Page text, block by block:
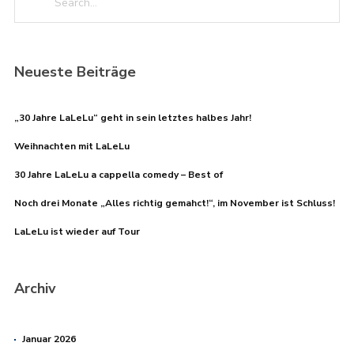
Neueste Beiträge
„30 Jahre LaLeLu“ geht in sein letztes halbes Jahr!
Weihnachten mit LaLeLu
30 Jahre LaLeLu a cappella comedy – Best of
Noch drei Monate „Alles richtig gemahct!“, im November ist Schluss!
LaLeLu ist wieder auf Tour
Archiv
Januar 2026